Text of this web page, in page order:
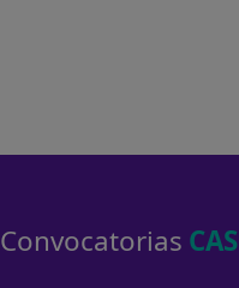
Convocatorias CAS